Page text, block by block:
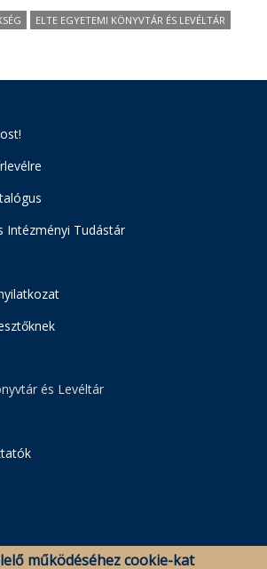
ELTE EGYETEMI KÖNYVTÁR ÉS LEVÉLTÁR
Intézményi Tudástár
és Levéltár
működéséhez cookie-kat